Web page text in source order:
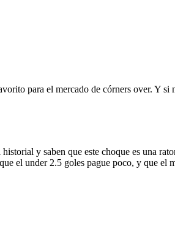
para el mercado de córners over. Y
y saben que este choque es una
el under 2.5 goles pague poco, y que